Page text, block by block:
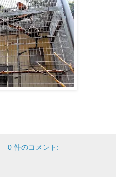
0 件のコメント: